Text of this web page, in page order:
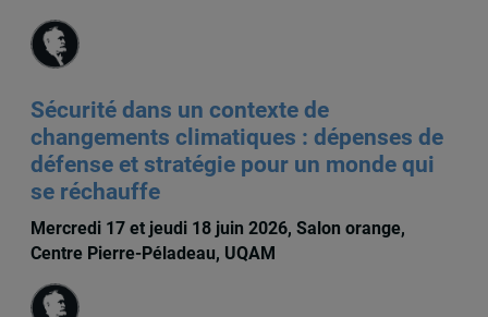
Sécurité dans un contexte de
changements climatiques : dépenses de
défense et stratégie pour un monde qui
se réchauffe
Mercredi 17 et jeudi 18 juin 2026, Salon orange,
Centre Pierre-Péladeau, UQAM